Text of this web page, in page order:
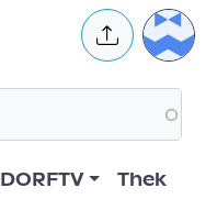
User
DORFTV Thek